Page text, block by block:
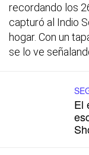
recordando los
capturó al Indio
hogar. Con un
se lo ve
El